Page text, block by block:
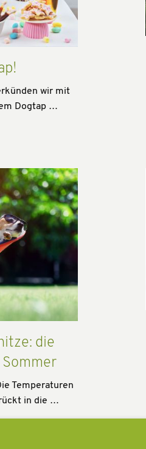
wir mit
Dogtap …
die
Temperaturen
in die …